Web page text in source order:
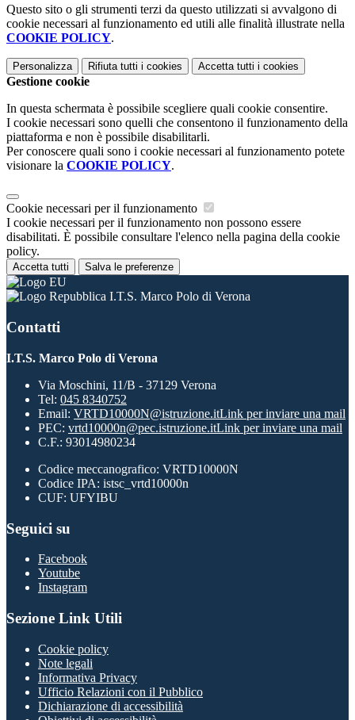
Questo sito o gli strumenti terzi da questo utilizzati si avvalgono di
cookie necessari al funzionamento ed utili alle finalità illustrate nella
COOKIE POLICY.
Personalizza Rifiuta tutti i cookies Accetta tutti i cookies
Gestione cookie
In questa schermata è possibile scegliere quali cookie consentire.
I cookie necessari sono quelli che consentono il funzionamento della
piattaforma e non è possibile disabilitarli.
Per conoscere quali sono i cookie necessari al funzionamento potete
visionare la COOKIE POLICY.
Cookie necessari per il funzionamento
I cookie necessari per il funzionamento non possono essere
disabilitati. È possibile consultare l'elenco nella pagina della cookie
policy.
Accetta tutti Salva le preferenze
I.T.S. Marco Polo di Verona
Contatti
I.T.S. Marco Polo di Verona
Via Moschini, 11/B - 37129 Verona
Tel: 045 8340752
Email: VRTD10000N@istruzione.itLink per inviare una mail
PEC: vrtd10000n@pec.istruzione.itLink per inviare una mail
C.F.: 93014980234
Codice meccanografico: VRTD10000N
Codice IPA: istsc_vrtd10000n
CUF: UFYIBU
Seguici su
Facebook
Youtube
Instagram
Sezione Link Utili
Cookie policy
Note legali
Informativa Privacy
Ufficio Relazioni con il Pubblico
Dichiarazione di accessibilità